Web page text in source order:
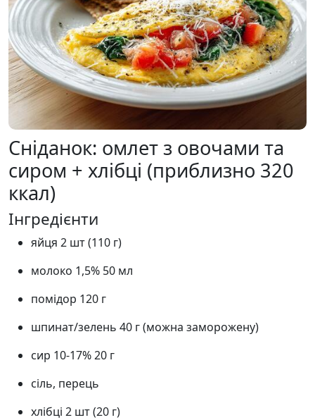
Сніданок: омлет з овочами та
сиром + хлібці (приблизно 320
ккал)
Інгредієнти
яйця 2 шт (110 г)
молоко 1,5% 50 мл
помідор 120 г
шпинат/зелень 40 г (можна заморожену)
сир 10-17% 20 г
сіль, перець
хлібці 2 шт (20 г)